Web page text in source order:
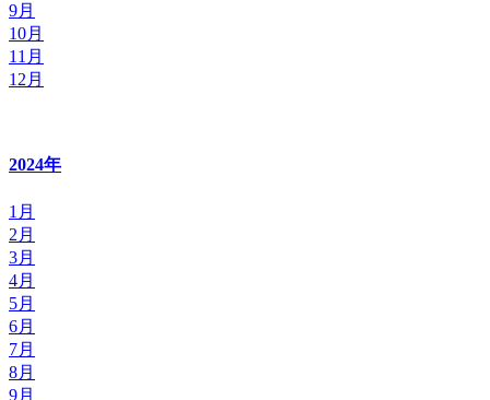
9月
10月
11月
12月
2024年
1月
2月
3月
4月
5月
6月
7月
8月
9月